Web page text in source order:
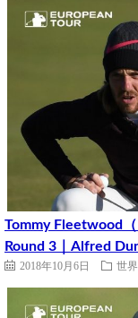
Tommy Fleetwood
Round 3｜Alfred
2018年10月6日 世